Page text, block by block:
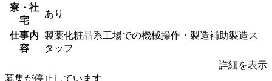
寮・社
宅
あり
仕事内
容
製薬化粧品系工場での機械操作・製造補助製造ス
タッフ
詳細を表示
募集が停止しています